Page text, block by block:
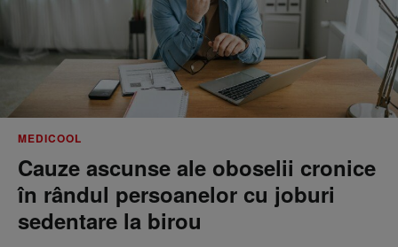
MEDICOOL
Cauze ascunse ale oboselii cronice
în rândul persoanelor cu joburi
sedentare la birou